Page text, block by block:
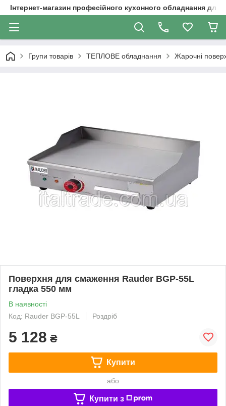
Інтернет-магазин професійного кухонного обладнання
Групи товарів ТЕПЛОВЕ обладнання Жарочні
Поверхня для смаження Rauder BGP-55L
гладка 550 мм
В наявності
Код: Rauder BGP-55L
Роздріб
5 128 ₴
Купити
або
Купити з